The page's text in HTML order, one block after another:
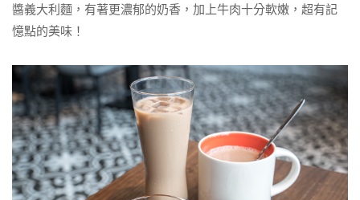
醬義大利麵，有著更濃郁的奶香，加上牛肉十分軟嫩，超有記
憶點的美味！